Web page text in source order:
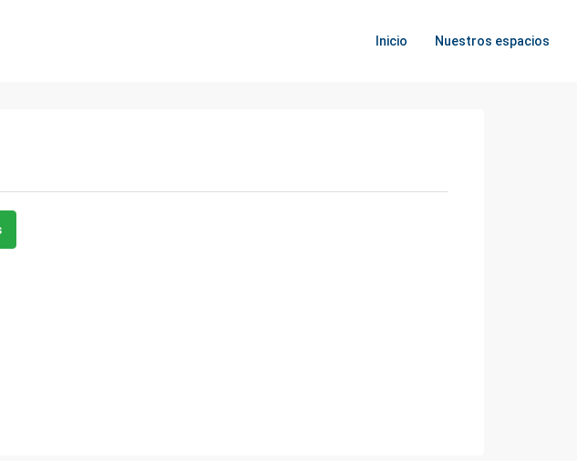
Inicio Nuestros espacios